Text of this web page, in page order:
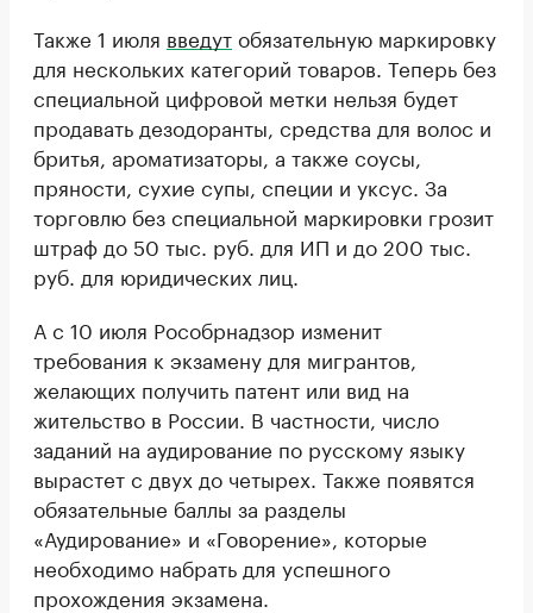
Также 1 июля введутобязательную маркировку
для нескольких категорий товаров. Теперь без
специальной цифровой метки нельзя будет
продавать дезодоранты, средства для волос и
бритья, ароматизаторы, а также соусы,
пряности, сухие супы, специи и уксус. За
торговлю без специальной маркировки грозит
штраф до 50 тыс. руб. для ИП и до 200 тыс.
руб. для юридических лиц.
А с 10 июля Рособрнадзор изменит
требования к экзамену для мигрантов,
желающих получить патент или вид на
жительство в России. В частности, число
заданий на аудирование по русскому языку
вырастет с двух до четырех. Также появятся
обязательные баллы за разделы
«Аудирование» и «Говорение», которые
необходимо набрать для успешного
прохождения экзамена.